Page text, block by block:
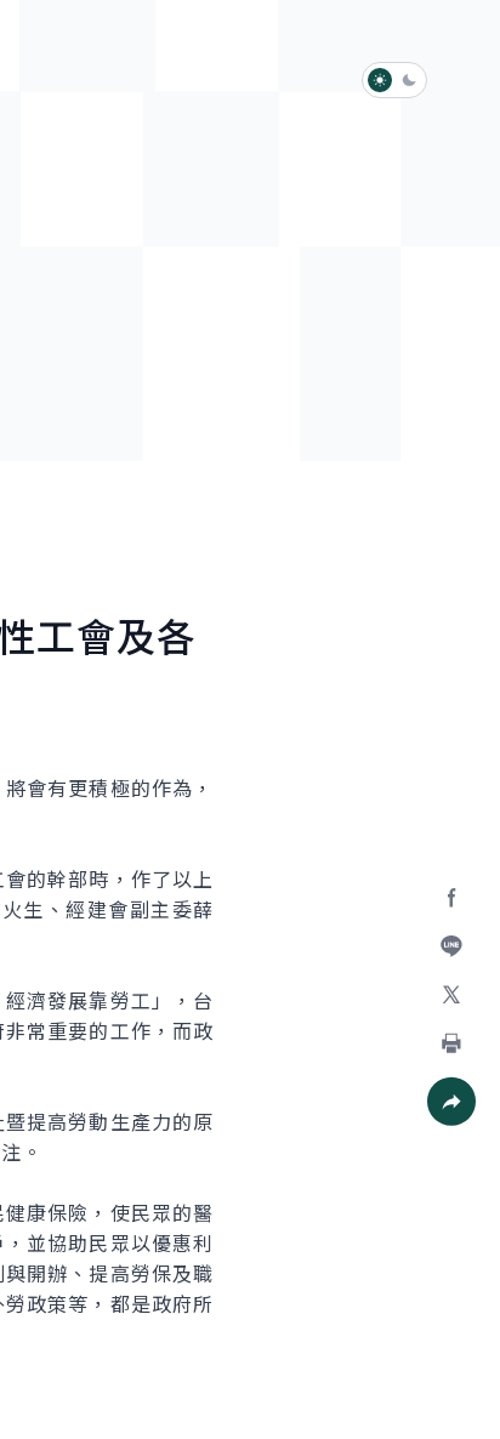
淺色模式
深色模式
加入好
列印
工會及各
會有更積極的作為，
的幹部時，作了以上
生、經建會副主委薛
濟發展靠勞工」，台
常重要的工作，而政
提高勞動生產力的原
。
康保險，使民眾的醫
並協助民眾以優惠利
開辦、提高勞保及職
政策等，都是政府所